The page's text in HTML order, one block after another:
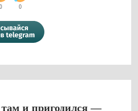
0 0
там и пригодился —